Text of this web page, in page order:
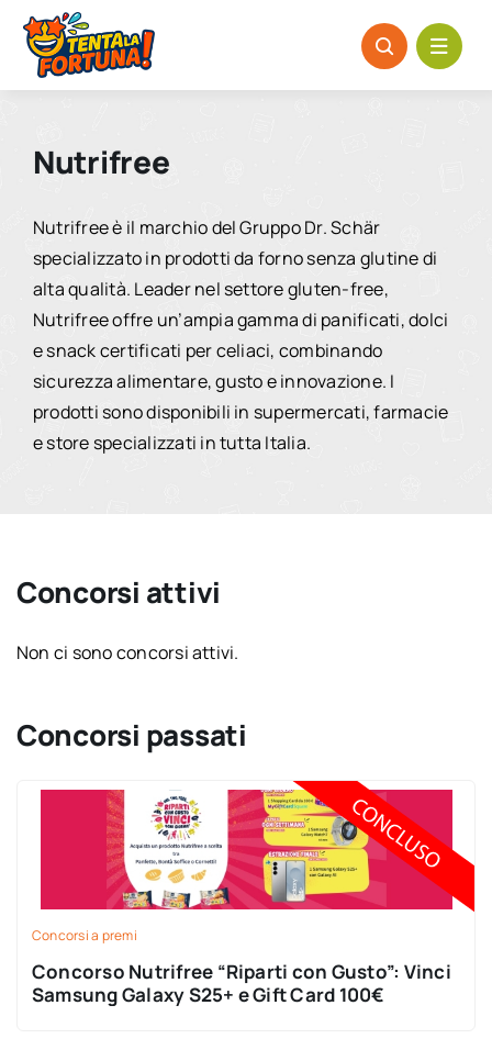
Salta
contenuto
Nutrifree
Nutrifree è il marchio del Gruppo Dr. Schär
specializzato in prodotti da forno senza glutine di
alta qualità. Leader nel settore gluten-free,
Nutrifree offre un’ampia gamma di panificati, dolci
e snack certificati per celiaci, combinando
sicurezza alimentare, gusto e innovazione. I
prodotti sono disponibili in supermercati, farmacie
e store specializzati in tutta Italia.
Concorsi attivi
Non ci sono concorsi attivi.
Concorsi passati
Concorsi a premi
Concorso Nutrifree “Riparti con Gusto”: Vinci
Samsung Galaxy S25+ e Gift Card 100€